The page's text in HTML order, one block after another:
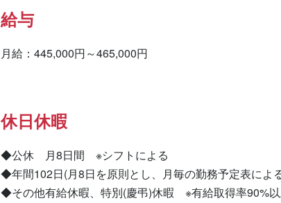
給与
月給：445,000円～465,000円
休日休暇
◆公休　月8日間　※シフトによる
◆年間102日(月8日を原則とし、月毎の勤務予定表によ
◆その他有給休暇、特別(慶弔)休暇　※有給取得率90%